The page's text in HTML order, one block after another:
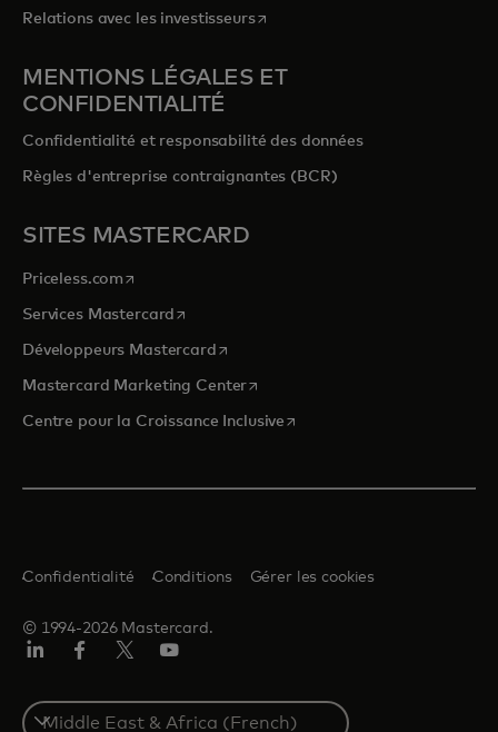
Relations avec les investisseurss’ouvre dans un nouvel onglet
MENTIONS LÉGALES ET
CONFIDENTIALITÉ
Confidentialité et responsabilité des données
Règles d'entreprise contraignantes (BCR)
SITES MASTERCARD
Priceless.com s’ouvre dans un nouvel onglet
Services Mastercard s’ouvre dans un nouvel onglet
Développeurs Mastercards’ouvre dans un nouvel onglet
Mastercard Marketing Centers’ouvre dans un nouvel onglet
Centre pour la Croissance Inclusive s’ouvre dans un nouvel
© 1994-2026 Mastercard.
Confidentialité Conditions Gérer les cookies
Select
a